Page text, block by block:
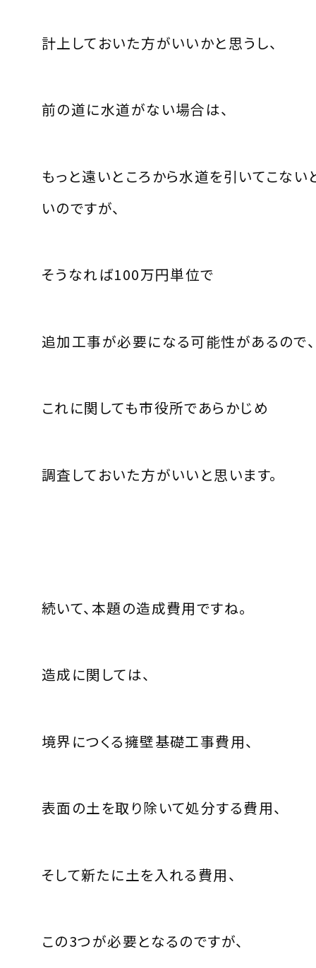
計上しておいた方がいいかと思うし、
前の道に水道がない場合は、
もっと遠いところから水道を引いてこない
いのですが、
そうなれば100万円単位で
追加工事が必要になる可能性があるので、
これに関しても市役所であらかじめ
調査しておいた方がいいと思います。
続いて、本題の造成費用ですね。
造成に関しては、
境界につくる擁壁基礎工事費用、
表面の土を取り除いて処分する費用、
そして新たに土を入れる費用、
この3つが必要となるのですが、